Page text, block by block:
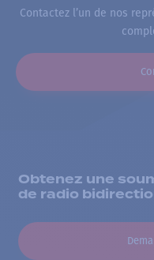
Contactez l’un de nos
Obtenez une
de radio